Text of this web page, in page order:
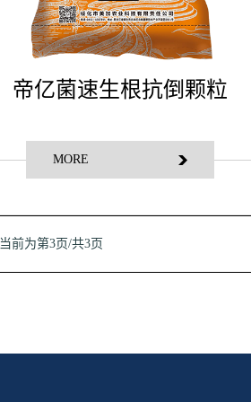
帝亿菌速生根抗倒颗粒
MORE
当前为第3页/共3页